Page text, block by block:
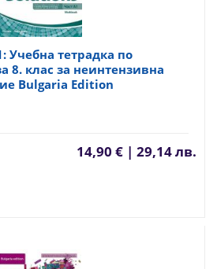
Учебна тетрадка по
8. клас за неинтензивна
Bulgaria Edition
14,90 € | 29,14 лв.